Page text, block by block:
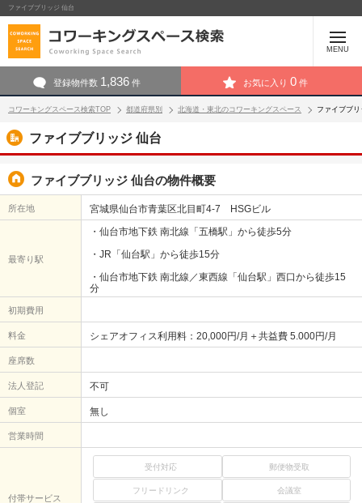
ファイブブリッジ 仙台
MENU
登録物件数 1,836 件 お気に入り 0 件
コワーキングスペース検索TOP 都道府県別 北海道・東北のコワーキングスペース ファイブブ
ファイブブリッジ 仙台
ファイブブリッジ 仙台の物件概要
所在地 宮城県仙台市青葉区北目町4-7 HSGビル
最寄り駅
・仙台市地下鉄 南北線「五橋駅」から徒歩5分
・JR「仙台駅」から徒歩15分
・仙台市地下鉄 南北線／東西線「仙台駅」西口から徒歩15
分
初期費用
料金 シェアオフィス利用料：20,000円/月＋共益費 5.000円/月
座席数
法人登記 不可
個室 無し
営業時間
付帯サービス
受付対応 郵便物受取
フリードリンク 会議室